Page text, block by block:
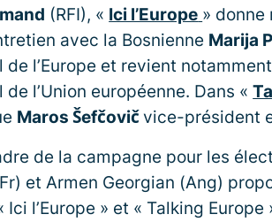
(RFI), « Ici l’Europe » donne
avec la Bosnienne Marija
de l’Europe et revient
de l’Union européenne. Dans «
Maros Šefčovičvice-président
de la campagne pour les
et Armen Georgian (Ang)
Ici l’Europe » et « Talking